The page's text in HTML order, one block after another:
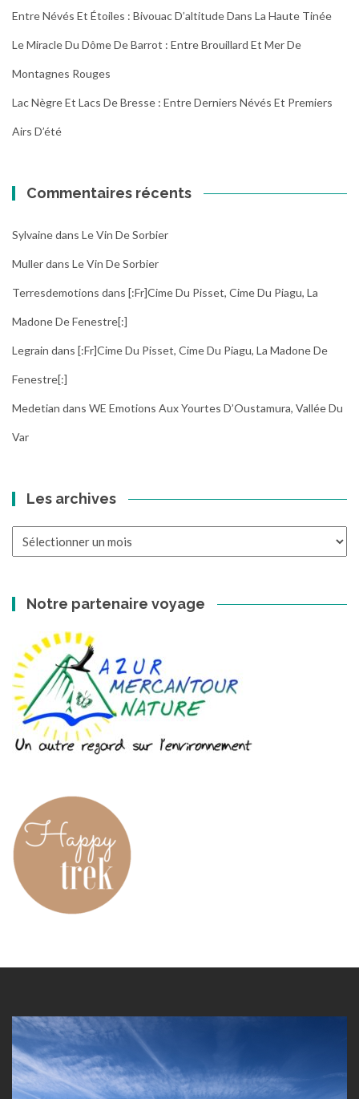
Entre Névés Et Étoiles : Bivouac D’altitude Dans La Haute Tinée
Le Miracle Du Dôme De Barrot : Entre Brouillard Et Mer De
Montagnes Rouges
Lac Nègre Et Lacs De Bresse : Entre Derniers Névés Et Premiers
Airs D’été
Commentaires récents
Sylvainedans Le Vin De Sorbier
Mullerdans Le Vin De Sorbier
Terresdemotions dans [:fr]Cime Du Pisset, Cime Du Piagu, La
Madone De Fenestre[:]
Legrain dans [:fr]Cime Du Pisset, Cime Du Piagu, La Madone De
Fenestre[:]
Medetian dans WE Emotions Aux Yourtes D’Oustamura, Vallée Du
Var
Les archives
Notre partenaire voyage